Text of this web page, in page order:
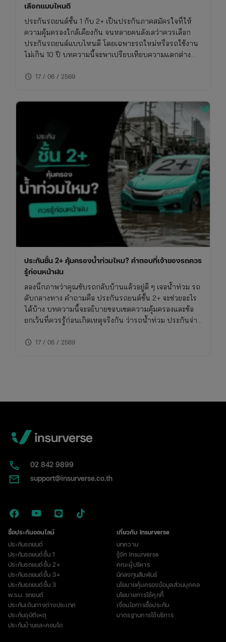
เลือกแบบไหนดี
ประกันรถยนต์ชั้น 1 กับ 2+ เป็นประกันภาคสมัครใจที่ให้
ความคุ้มครองใกล้เคียงกัน จนหลายคนลังเลว่าควรเลือก
ประกันรถยนต์แบบไหนดี โดยเฉพาะรถใหม่หรือรถใช้งาน
ไม่เกิน 10 ปี บทความนี้จะพาเปรียบเทียบความแตกต่าง
เทียบ ทั้งเรื่องความคุ้มครอง ค่าเบี้ย และความเหมาะสมใน
schedule 17 / 06 / 2569
ประกันชั้น 2+ คุ้มครองน้ำท่วมไหม? คำตอบที่เจ้าของรถควร
รู้ก่อนหน้าฝน
ลองนึกภาพว่าคุณขับรถกลับบ้านแล้วอยู่ดี ๆ เจอน้ำท่วม รถ
ดับกลางทาง คำถามคือ ประกันรถยนต์ชั้น 2+ จะช่วยอะไร
ได้บ้าง บทความนี้จะอธิบายขอบเขตความคุ้มครองและข้อ
ยกเว้นที่ควรรู้ก่อนเกิดเหตุจริงกัน ว่ารถน้ําท่วม ประกันจ่าย
ของคุณ
schedule 17 / 06 / 2569
02​ 842 9899
support@insurverse.co.th
ซื้อประกันออนไลน์
ประกันรถยนต์
ประกันรถยนต์ชั้น 1
ประกันรถยนต์ชั้น 2+
ประกันรถยนต์ชั้น 3+
ประกันรถยนต์ชั้น 3
พ.ร.บ. รถยนต์
ประกันเดินทางต่างประเทศ
ประกันอุบัติเหตุ
ประกันบ้านและคอนโด
เกี่ยวกับ Insurverse
บทความ
รู้จัก Insurverse
คณะผู้บริหาร
นักลงทุนสัมพันธ์
นโยบายคุ้มครองข้อมูลส่วนบุคคล
นโยบายการใช้คุกกี้
เงื่อนไขการซื้อประกัน
มาตรฐานการใช้บริการ